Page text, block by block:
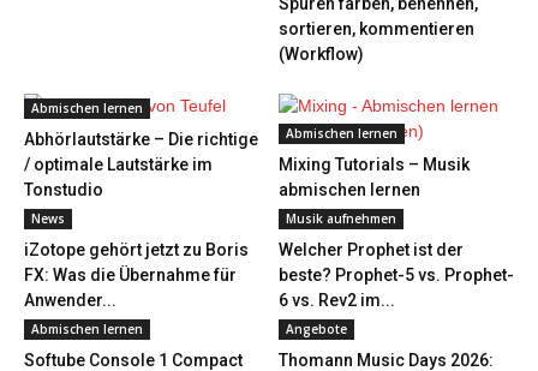
sortieren, kommentieren
(Workflow)
Abmischen lernen
Abhörlautstärke – Die richtige
/ optimale Lautstärke im
Tonstudio
Abmischen lernen
Mixing Tutorials – Musik
abmischen lernen
News
iZotope gehört jetzt zu Boris
FX: Was die Übernahme für
Anwender...
Musik aufnehmen
Welcher Prophet ist der
beste? Prophet-5 vs. Prophet-
6 vs. Rev2 im...
Abmischen lernen
Softube Console 1 Compact
Angebote
Thomann Music Days 2026: